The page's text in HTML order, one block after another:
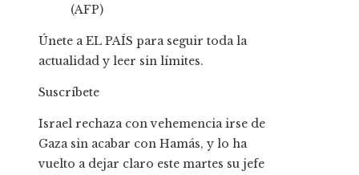
(AFP)
Únete a EL PAÍS para seguir toda la
actualidad y leer sin límites.
Suscríbete
Israel rechaza con vehemencia irse de
Gaza sin acabar con Hamás, y lo ha
vuelto a dejar claro este martes su jefe